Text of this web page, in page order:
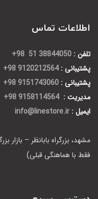
اطلاعات تماس
تلفن : 38844050 51 98+
پشتیبانی : 9120212564 98+
پشتیبانی : 9151743060 98+
مدیریت : 9158114564 98+
ایمیل : info@linestore.ir
فقط با هماهنگی قبلی)